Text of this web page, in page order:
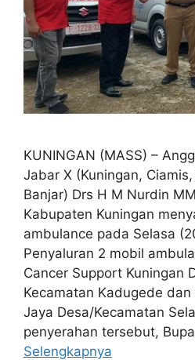
KUNINGAN (MASS) –
Jabar X (Kuningan,
Banjar) Drs H M Nurdin
Kabupaten Kuningan
ambulance pada Selasa
Penyaluran 2 mobil
Cancer Support Kuningan
Kecamatan Kadugede dan
Jaya Desa/Kecamatan
penyerahan tersebut,
Selengkapnya